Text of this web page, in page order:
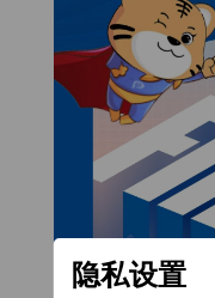
隐私设置